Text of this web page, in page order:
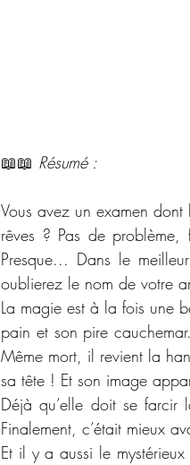
📖📖 Résumé :
Vous avez un examen
rêves ? Pas de
Presque... Dans le
oublierez le nom de votre
La magie est à la fois une
pain et son pire
Même mort, il revient la
sa tête ! Et son image
Déjà qu’elle doit se farcir
Finalement, c’était mieux
Et il y a aussi le